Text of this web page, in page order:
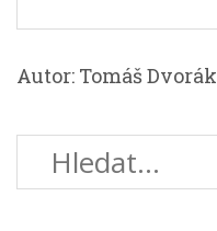
Autor: Tomáš Dvorák